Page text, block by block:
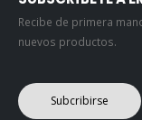
nuevos productos.